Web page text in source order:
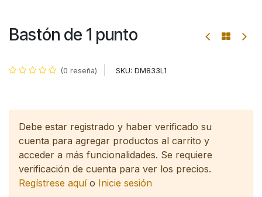
Bastón de 1 punto
(0 reseña) SKU: DM833L1
Debe estar registrado y haber verificado su
cuenta para agregar productos al carrito y
acceder a más funcionalidades. Se requiere
verificación de cuenta para ver los precios.
Regístrese aquío Inicie sesión